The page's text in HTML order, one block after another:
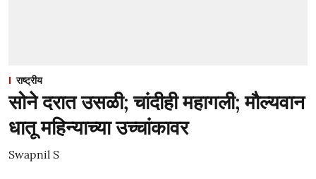
राष्ट्रीय
सोने दरात उसळी; चांदीही महागली; मौल्यवान
धातू महिन्याच्या उच्चांकावर
Swapnil S